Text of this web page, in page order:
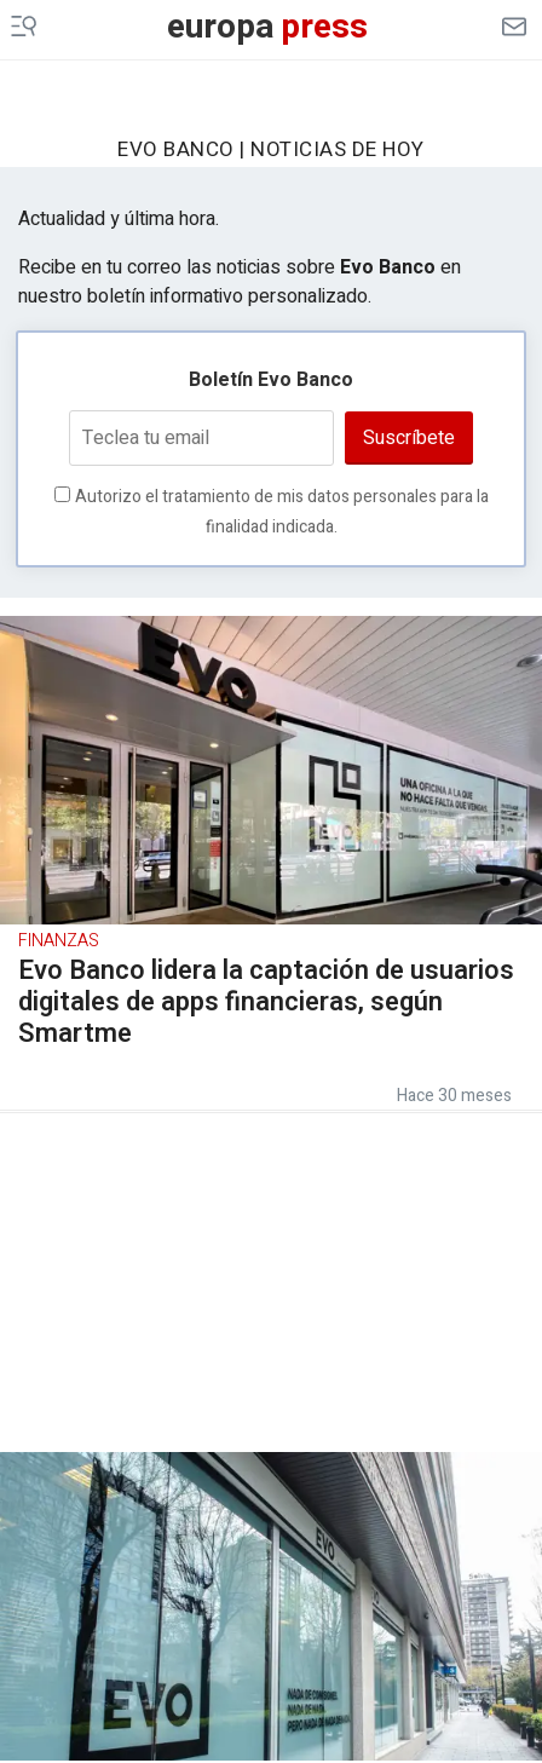
europapress
EVO BANCO | NOTICIAS DE HOY
Actualidad y última hora.
Recibe en tu correo las noticias sobre Evo Banco en
nuestro boletín informativo personalizado.
Boletín Evo Banco
Suscríbete
Autorizo el tratamiento de mis datos personales para la
finalidad indicada.
FINANZAS
Evo Banco lidera la captación de usuarios
digitales de apps financieras, según
Smartme
Hace 30 meses